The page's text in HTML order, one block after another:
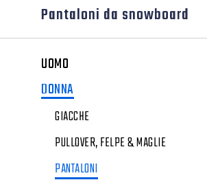
Pantaloni da snowboard
UOMO
DONNA
GIACCHE
PULLOVER, FELPE & MAGLIE
PANTALONI